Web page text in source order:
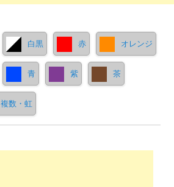
白黒 赤 オレンジ
青 紫 茶
複数・虹